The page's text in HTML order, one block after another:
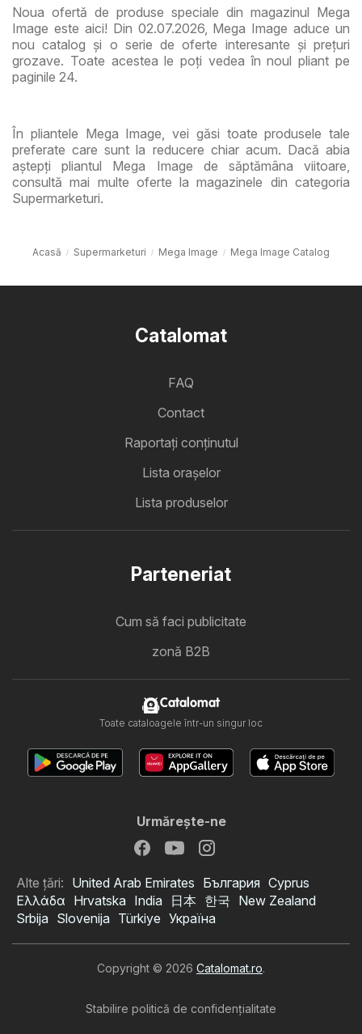
Noua ofertă de produse speciale din magazinul Mega
Image este aici! Din 02.07.2026, Mega Image aduce un
nou catalog și o serie de oferte interesante și prețuri
grozave. Toate acestea le poți vedea în noul pliant pe
paginile 24.
În pliantele Mega Image, vei găsi toate produsele tale
preferate care sunt la reducere chiar acum. Dacă abia
aștepți pliantul Mega Image de săptămâna viitoare,
consultă mai multe oferte la magazinele din categoria
Supermarketuri.
Acasă Supermarketuri Mega Image Mega Image Catalog
Catalomat
FAQ
Contact
Raportați conținutul
Lista oraşelor
Lista produselor
Parteneriat
Cum să faci publicitate
zonă B2B
Catalomat
Toate cataloagele într-un singur loc
Urmăreşte-ne
Alte țări: United Arab Emirates България Cyprus
Ελλάδα Hrvatska India 日本 한국 New Zealand
Srbija Slovenija Türkiye Україна
Copyright © 2026 Catalomat.ro.
Stabilire politică de confidenţialitate